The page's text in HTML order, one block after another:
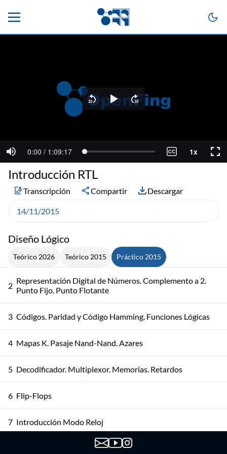
Diseño Lógico
Teórico 2026 Teórico 2015 Práctico 2015
2 Representación Digital de Números. Complemento a 2.
Punto Fijo. Punto Flotante
3 Códigos. Paridad y Código Hamming. Funciones Lógicas
4 Mapas K. Pasaje Nand-Nand. Azares
5 Decodificador. Multiplexor. Memorias. Retardos
6 Flip-Flops
7 Introducción Modo Reloj
Introducción RTL
Transcripción Compartir Descargar
14/11/2015